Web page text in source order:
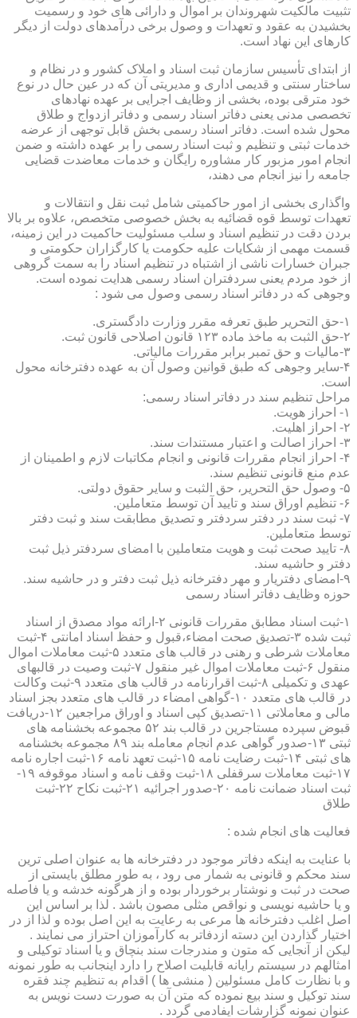
تثبیت مالکیت شهروندان بر اموال و دارائی های خود و رسمیت
بخشیدن به عقود و تعهدات و وصول برخی درآمدهای دولت از دیگر
کارهای این نهاد است.
از ابتدای تأسیس سازمان ثبت اسناد و املاک کشور و در نظام و
ساختار سنتی و قدیمی اداری و مدیریتی آن که در عین حال در نوع
خود مترقی بوده، بخشی از وظایف اجرایی بر عهده نهادهای
تخصصی مدنی یعنی دفاتر اسناد رسمی و دفاتر ازدواج و طلاق
محول شده است. دفاتر اسناد رسمی بخش قابل توجهی از عرضه
خدمات ثبتی و تنظیم و ثبت اسناد رسمی را بر عهده داشته و ضمن
انجام امور مزبور کار مشاوره رایگان و خدمات معاضدت قضایی
جامعه را نیز انجام می دهند،
واگذاری بخشی از امور حاکمیتی شامل ثبت نقل و انتقالات و
تعهدات توسط قوه قضائیه به بخش خصوصی متخصص، علاوه بر بالا
بردن دقت در تنظیم اسناد و سلب مسئولیت حاکمیت در این زمینه،
قسمت مهمی از شکایات علیه حکومت یا کارگزاران حکومتی و
جبران خسارات ناشی از اشتباه در تنظیم اسناد را به سمت گروهی
از خود مردم یعنی سردفتران اسناد رسمی هدایت نموده است.
وجوهی که در دفاتر اسناد رسمی وصول می شود :
۱-حق التحریر طبق تعرفه مقرر وزارت دادگستری.
۲-حق الثبت به ماخذ ماده ۱۲۳ قانون اصلاحی قانون ثبت.
۳-مالیات و حق تمبر برابر مقررات مالیاتی.
۴-سایر وجوهی که طبق قوانین وصول آن به عهده دفترخانه محول
است.
مراحل تنظیم سند در دفاتر اسناد رسمی:
۱- احراز هویت.
۲- احراز اهلیت.
۳- احراز اصالت و اعتبار مستندات سند.
۴- احراز انجام مقررات قانونی و انجام مکاتبات لازم و اطمینان از
عدم منع قانونی تنظیم سند.
۵- وصول حق التحریر، حق الثبت و سایر حقوق دولتی.
۶- تنظیم اوراق سند و تایید آن توسط متعاملین.
۷- ثبت سند در دفتر سردفتر و تصدیق مطابقت سند و ثبت دفتر
توسط متعاملین.
۸- تایید صحت ثبت و هویت متعاملین با امضای سردفتر ذیل ثبت
دفتر و حاشیه سند.
۹-امضای دفتریار و مهر دفترخانه ذیل ثبت دفتر و در حاشیه سند.
حوزه وظایف دفاتر اسناد رسمی
۱-ثبت اسناد مطابق مقررات قانونی ۲-ارائه مواد مصدق از اسناد
ثبت شده ۳-تصدیق صحت امضاء،قبول و حفظ اسناد امانتی ۴-ثبت
معاملات شرطی و رهنی در قالب های متعدد ۵-ثبت معاملات اموال
منقول ۶-ثبت معاملات اموال غیر منقول ۷-ثبت وصیت در قالبهای
عهدی و تکمیلی ۸-ثبت اقرارنامه در قالب های متعدد ۹-ثبت وکالت
در قالب های متعدد ۱۰-گواهی امضاء در قالب های متعدد بجز اسناد
مالی و معاملاتی ۱۱-تصدیق کپی اسناد و اوراق مراجعین ۱۲-دریافت
قبوض سپرده مستاجرین در قالب بند ۵۲ مجموعه بخشنامه های
ثبتی ۱۳-صدور گواهی عدم انجام معامله بند ۸۹ مجموعه بخشنامه
های ثبتی ۱۴-ثبت رضایت نامه ۱۵-ثبت تعهد نامه ۱۶-ثبت اجاره نامه
۱۷-ثبت معاملات سرقفلی ۱۸-ثبت وقف نامه و اسناد موقوفه ۱۹-
ثبت اسناد ضمانت نامه ۲۰-صدور اجرائیه ۲۱-ثبت نکاح ۲۲-ثبت
طلاق
فعالیت های انجام شده :
با عنایت به اینکه دفاتر موجود در دفترخانه ها به عنوان اصلی ترین
سند محکم و قانونی به شمار می رود ، به طور مطلق بایستی از
صحت در ثبت و نوشتار برخوردار بوده و از هرگونه خدشه و یا فاصله
و یا حاشیه نویسی و نواقص مثلی مصون باشد . لذا بر اساس این
اصل اغلب دفترخانه ها مرعی به رعایت به این اصل بوده و لذا از در
اختیار گذاردن این دسته ازدفاتر به کارآموزان احتراز می نمایند .
لیکن از آنجایی که متون و مندرجات سند بنچاق و یا اسناد توکیلی و
امثالهم در سیستم رایانه قابلیت اصلاح را دارد اینجانب به طور نمونه
و با نظارت کامل مسئولین ( منشی ها ) اقدام به تنظیم چند فقره
سند توکیل و سند بیع نموده که متن آن به صورت دست نویس به
عنوان نمونه گزارشات ایفادمی گردد .